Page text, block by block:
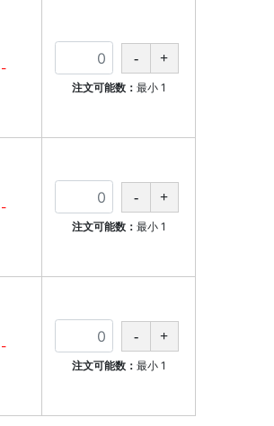
-
注文可能数： 最小 1
-
注文可能数： 最小 1
-
注文可能数： 最小 1